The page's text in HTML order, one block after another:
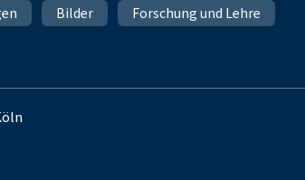
Bilder Forschung und Lehre